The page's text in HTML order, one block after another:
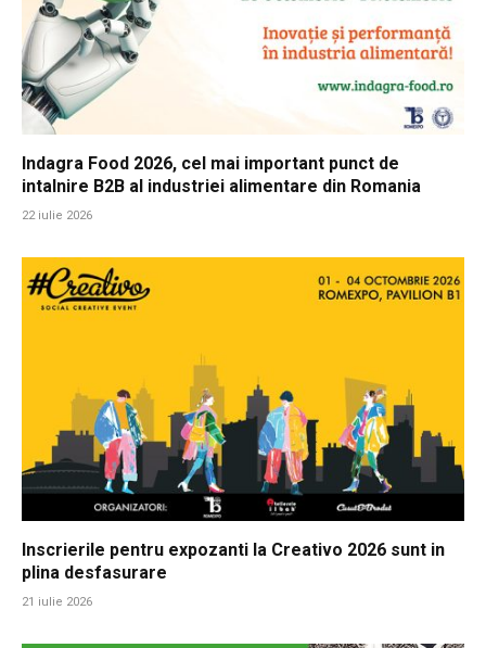
Indagra Food 2026, cel mai important punct de
intalnire B2B al industriei alimentare din Romania
22 iulie 2026
Inscrierile pentru expozanti la Creativo 2026 sunt in
plina desfasurare
21 iulie 2026